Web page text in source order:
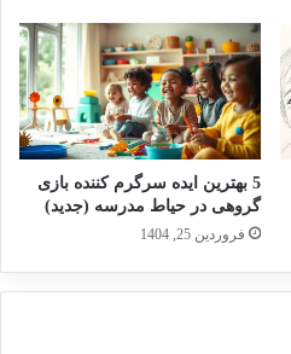
5 بهترین ایده سرگرم کننده بازی
گروهی در حیاط مدرسه (جدید)
فروردین 25, 1404